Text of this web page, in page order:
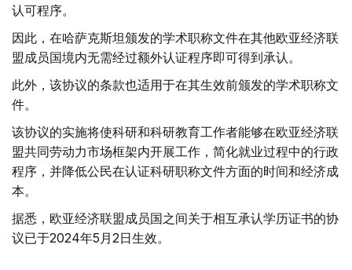
认可程序。
因此，在哈萨克斯坦颁发的学术职称文件在其他欧亚经济联
盟成员国境内无需经过额外认证程序即可得到承认。
此外，该协议的条款也适用于在其生效前颁发的学术职称文
件。
该协议的实施将使科研和科研教育工作者能够在欧亚经济联
盟共同劳动力市场框架内开展工作，简化就业过程中的行政
程序，并降低公民在认证科研职称文件方面的时间和经济成
本。
据悉，欧亚经济联盟成员国之间关于相互承认学历证书的协
议已于2024年5月2日生效。